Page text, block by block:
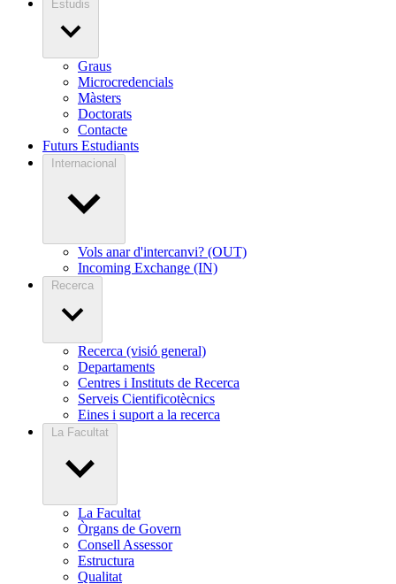
Estudis
Graus
Microcredencials
Màsters
Doctorats
Contacte
Futurs Estudiants
Internacional
Vols anar d'intercanvi? (OUT)
Incoming Exchange (IN)
Recerca
Recerca (visió general)
Departaments
Centres i Instituts de Recerca
Serveis Cientificotècnics
Eines i suport a la recerca
La Facultat
La Facultat
Òrgans de Govern
Consell Assessor
Estructura
Qualitat